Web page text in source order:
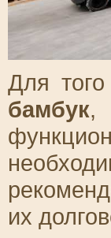
Для
бамбук,
их